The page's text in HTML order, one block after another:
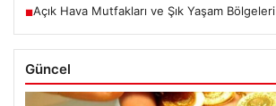
■Açık Hava Mutfakları ve Şık Yaşam Bölgeleri
Güncel